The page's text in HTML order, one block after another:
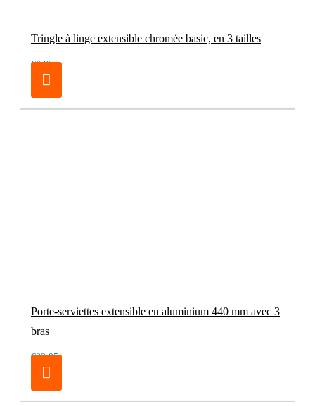
Tringle à linge extensible chromée basic, en 3 tailles
€6.95
Porte-serviettes extensible en aluminium 440 mm avec 3
bras
€32.95